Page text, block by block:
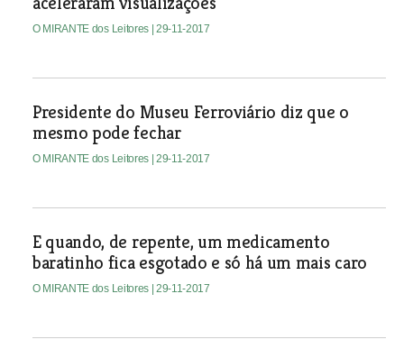
O MIRANTE dos Leitores | 29-11-2017
Presidente do Museu Ferroviário diz que o
mesmo pode fechar
O MIRANTE dos Leitores | 29-11-2017
E quando, de repente, um medicamento
baratinho fica esgotado e só há um mais caro
O MIRANTE dos Leitores | 29-11-2017